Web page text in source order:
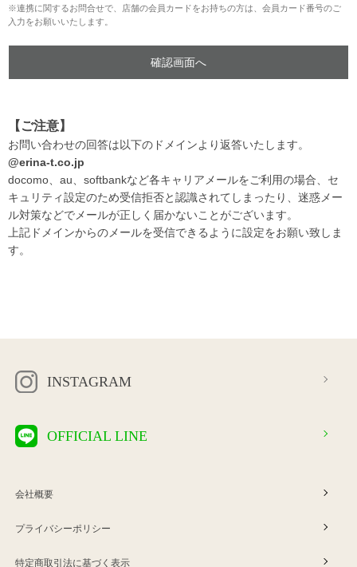
※連携に関するお問合せで、店舗の会員カードをお持ちの方は、会員カード番号のご
入力をお願いいたします。
【ご注意】
お問い合わせの回答は以下のドメインより返答いたします。
@erina-t.co.jp
docomo、au、softbankなど各キャリアメールをご利用の場合、セ
キュリティ設定のため受信拒否と認識されてしまったり、迷惑メー
ル対策などでメールが正しく届かないことがございます。
上記ドメインからのメールを受信できるように設定をお願い致しま
す。
INSTAGRAM
OFFICIAL LINE
会社概要
プライバシーポリシー
特定商取引法に基づく表示